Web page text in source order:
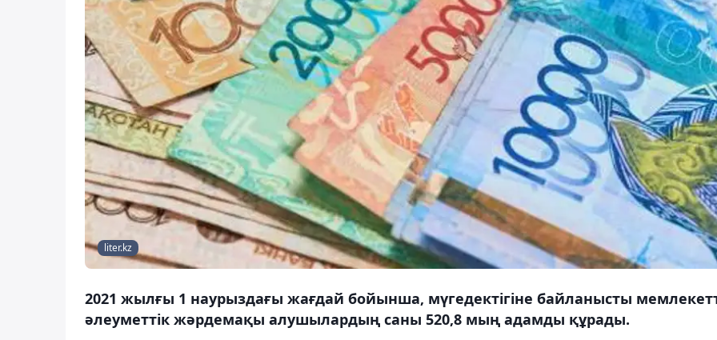
liter.kz
2021 жылғы 1 наурыздағы жағдай бойынша, мүгедектігіне байланысты
әлеуметтік жәрдемақы алушылардың саны 520,8 мың адамды құрады.